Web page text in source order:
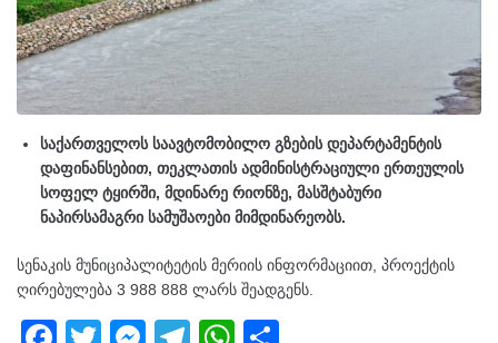
საქართველოს საავტომობილო გზების დეპარტამენტის
დაფინანსებით, თეკლათის ადმინისტრაციული ერთეულის
სოფელ ტყირში, მდინარე რიონზე, მასშტაბური
ნაპირსამაგრი სამუშაოები მიმდინარეობს.
სენაკის მუნიციპალიტეტის მერიის ინფორმაციით, პროექტის
ღირებულება 3 988 888 ლარს შეადგენს.